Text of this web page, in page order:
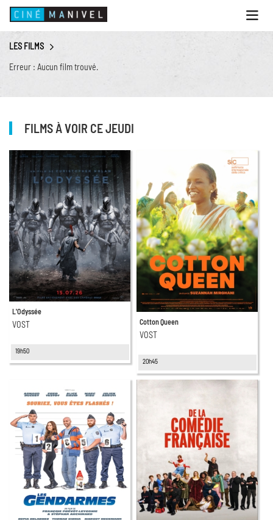
le
menu
ACCUEIL
PROGRAMME
ANIMATIONS
CINÉ CAFÉ | RESTAURANT
INFOS PRATIQUES
LES FILMS
Erreur : Aucun film trouvé.
FILMS À VOIR CE JEUDI
L'Odyssée
VOST
19h50
Cotton Queen
VOST
20h45